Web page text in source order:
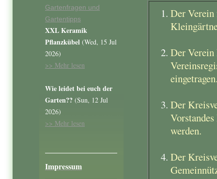
Der Verein
Der Verein
Der
werden.
Der
Gartenfragen und
Gartentipps
XXL Keramik
Pflanzkübel (Wed, 15 Jul
2026)
>> Mehr lesen
Wie leidet bei euch der
Garten?? (Sun, 12 Jul
2026)
>> Mehr lesen
Impressum